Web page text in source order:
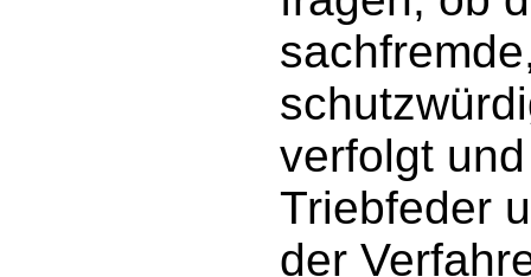
verfolgt
Triebfeder
der